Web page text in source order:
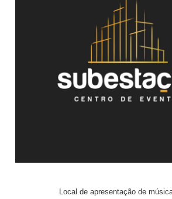
Local de apresentação de